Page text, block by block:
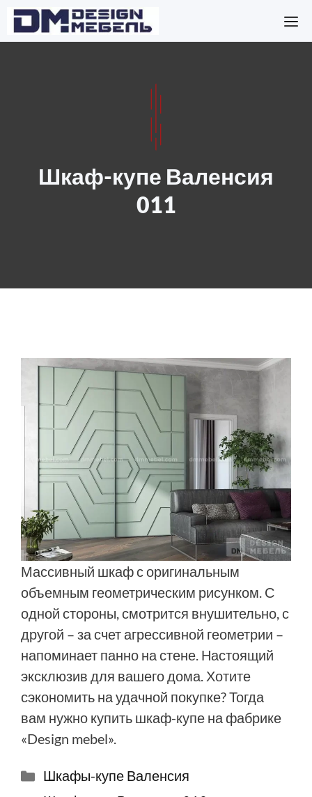
Перейти
Шкаф-купе Валенсия
011
Массивный шкаф с оригинальным
объемным геометрическим рисунком. С
одной стороны, смотрится внушительно, с
другой – за счет агрессивной геометрии –
напоминает панно на стене. Настоящий
эксклюзив для вашего дома. Хотите
сэкономить на удачной покупке? Тогда
вам нужно купить шкаф-купе на фабрике
«Design mebel».
Рубрики
Шкафы-купе Валенсия